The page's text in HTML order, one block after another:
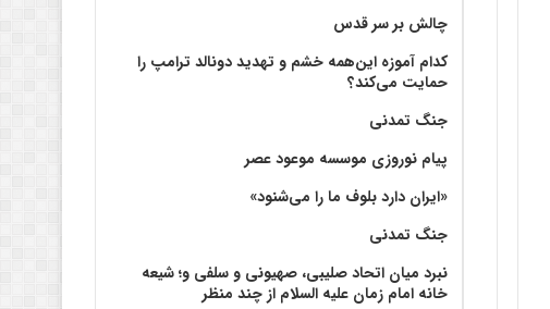
چالش بر سر قدس
کدام آموزه این‌همه خشم و تهدید دونالد ترامپ را
حمایت می‌کند؟
جنگ تمدنی
پیام نوروزی موسسه موعود عصر
«ایران دارد بلوف ما را می‌شنود»
جنگ تمدنی
نبرد میان اتحاد صلیبی، صهیونی و سلفی و؛ شیعه
خانه امام زمان علیه السلام از چند منظر